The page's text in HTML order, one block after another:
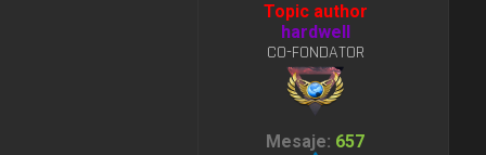
Topic author
hardwell
CO-FONDATOR
Mesaje: 657